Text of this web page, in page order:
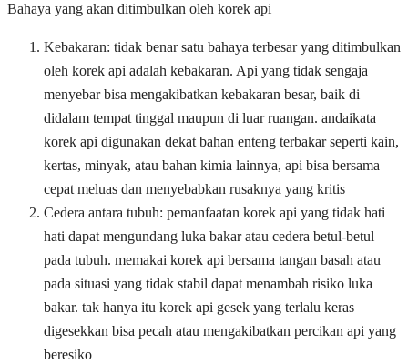
Bahaya yang akan ditimbulkan oleh korek api
Kebakaran: tidak benar satu bahaya terbesar yang ditimbulkan
oleh korek api adalah kebakaran. Api yang tidak sengaja
menyebar bisa mengakibatkan kebakaran besar, baik di
didalam tempat tinggal maupun di luar ruangan. andaikata
korek api digunakan dekat bahan enteng terbakar seperti kain,
kertas, minyak, atau bahan kimia lainnya, api bisa bersama
cepat meluas dan menyebabkan rusaknya yang kritis
Cedera antara tubuh: pemanfaatan korek api yang tidak hati
hati dapat mengundang luka bakar atau cedera betul-betul
pada tubuh. memakai korek api bersama tangan basah atau
pada situasi yang tidak stabil dapat menambah risiko luka
bakar. tak hanya itu korek api gesek yang terlalu keras
digesekkan bisa pecah atau mengakibatkan percikan api yang
beresiko